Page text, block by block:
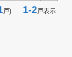
戸) 1-2戸表示